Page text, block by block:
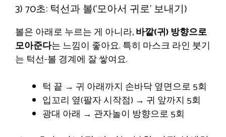
3) 70초: 턱선과 볼(‘모아서 귀로’ 보내기)
볼은 아래로 누르는 게 아니라,바깥(귀) 방향으로
모아준다는 느낌이 좋아요. 특히 마스크 라인 붓기
는 턱선-볼 경계에 잘 쌓여요.
턱 끝 → 귀 아래까지 손바닥 옆면으로 5회
입꼬리 옆(팔자 시작점) → 귀 앞까지 5회
광대 아래 → 관자놀이 방향으로 5회